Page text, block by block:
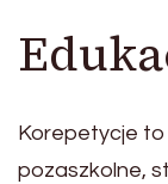
Korepetycje
pozaszkolne,